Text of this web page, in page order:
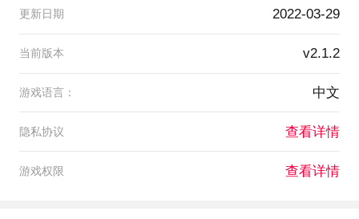
更新日期 2022-03-29
当前版本 v2.1.2
游戏语言： 中文
隐私协议 查看详情
游戏权限 查看详情